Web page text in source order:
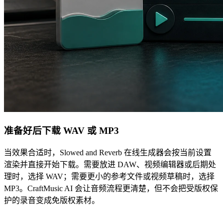
准备好后下载 WAV 或 MP3
当效果合适时，Slowed and Reverb 在线生成器会按当前设置
渲染并直接开始下载。需要放进 DAW、视频编辑器或后期处
理时，选择 WAV；需要更小的参考文件或视频草稿时，选择
MP3。CraftMusic AI 会让音频流程更清楚，但不会把受版权保
护的录音变成免版权素材。